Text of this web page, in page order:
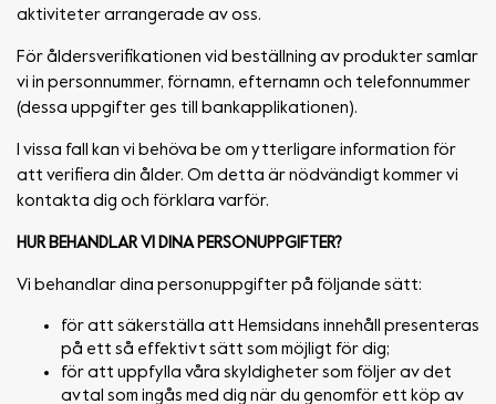
aktiviteter arrangerade av oss.
För åldersverifikationen vid beställning av produkter samlar
vi in personnummer, förnamn, efternamn och telefonnummer
(dessa uppgifter ges till bankapplikationen).
I vissa fall kan vi behöva be om ytterligare information för
att verifiera din ålder. Om detta är nödvändigt kommer vi
kontakta dig och förklara varför.
HUR BEHANDLAR VI DINA PERSONUPPGIFTER?
Vi behandlar dina personuppgifter på följande sätt:
för att säkerställa att Hemsidans innehåll presenteras
på ett så effektivt sätt som möjligt för dig;
för att uppfylla våra skyldigheter som följer av det
avtal som ingås med dig när du genomför ett köp av